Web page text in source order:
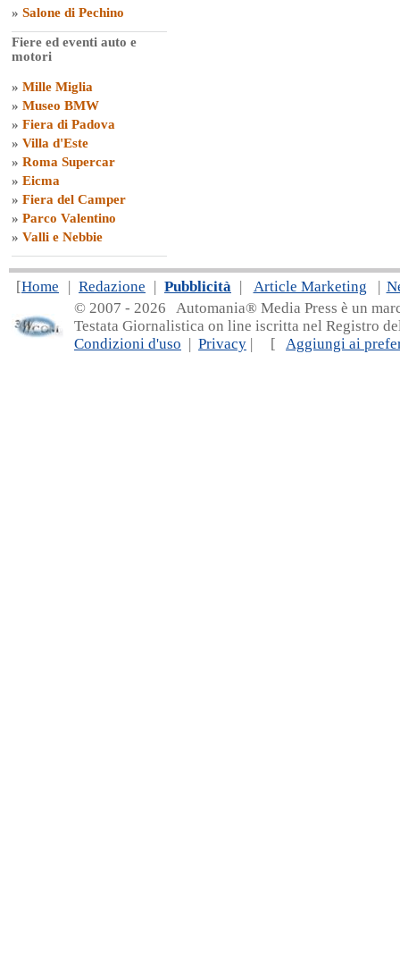
» Salone di Pechino
Fiere ed eventi auto e
motori
» Mille Miglia
» Museo BMW
» Fiera di Padova
» Villa d'Este
» Roma Supercar
» Eicma
» Fiera del Camper
» Parco Valentino
» Valli e Nebbie
[Home | Redazione | Pubblicità | Article Marketing |
© 2007 - 2026 Automania® Media Press è un
Testata Giornalistica on line iscritta nel Registro
Condizioni d'uso | Privacy | [ Aggiungi ai